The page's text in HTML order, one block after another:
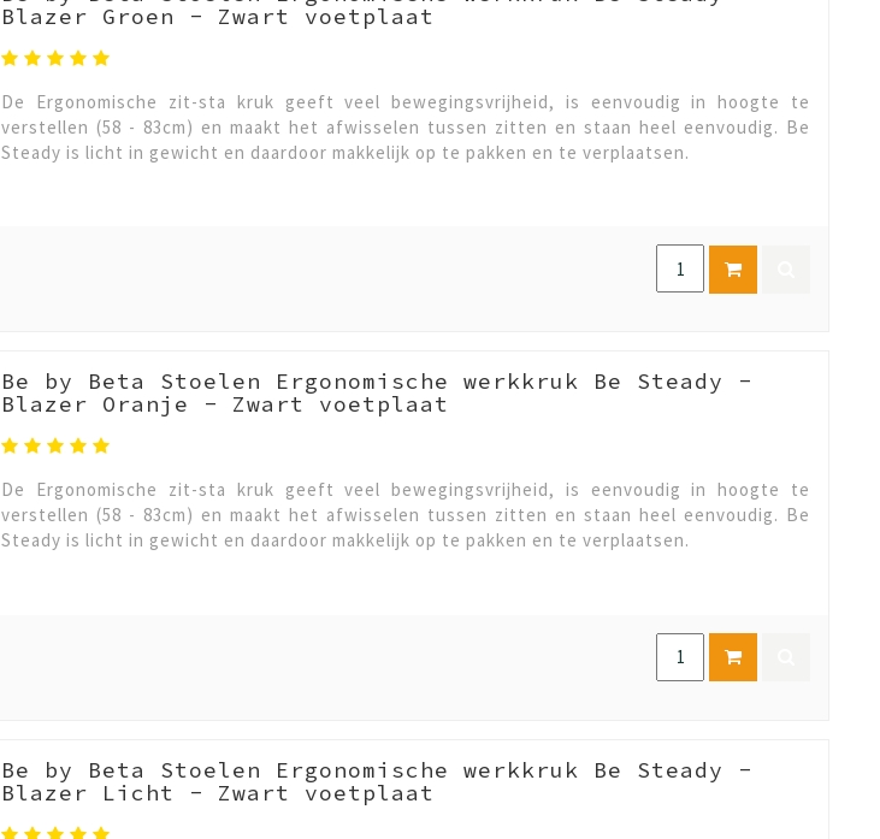
Blazer Groen - Zwart voetplaat
De Ergonomische zit-sta kruk geeft veel bewegingsvrijheid, is eenvoudig in hoogte te
verstellen (58 - 83cm) en maakt het afwisselen tussen zitten en staan heel eenvoudig. Be
Steady is licht in gewicht en daardoor makkelijk op te pakken en te verplaatsen.
Be by Beta Stoelen Ergonomische werkkruk Be Steady -
Blazer Oranje - Zwart voetplaat
De Ergonomische zit-sta kruk geeft veel bewegingsvrijheid, is eenvoudig in hoogte te
verstellen (58 - 83cm) en maakt het afwisselen tussen zitten en staan heel eenvoudig. Be
Steady is licht in gewicht en daardoor makkelijk op te pakken en te verplaatsen.
Be by Beta Stoelen Ergonomische werkkruk Be Steady -
Blazer Licht - Zwart voetplaat